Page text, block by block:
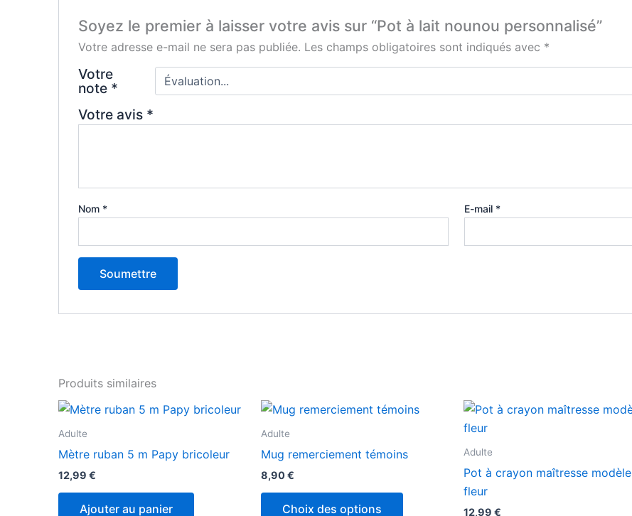
Soyez le premier à laisser votre avis sur “Pot à lait nounou personnalisé”
Votre adresse e-mail ne sera pas publiée. Les champs obligatoires sont indiqués avec *
Votre
note *
Votre avis *
Nom * E-mail *
Produits similaires
Adulte
Mètre ruban 5 m Papy bricoleur
12,99 €
Ajouter au panier
Adulte
Mug remerciement témoins
8,90€
Choix des options
Adulte
Pot à crayon maîtresse modèle
fleur
12,99 €